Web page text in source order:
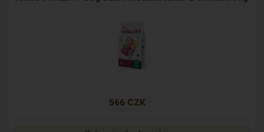
566 CZK